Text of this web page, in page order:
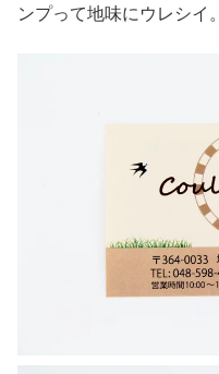
ンプって地味にウレシイ。